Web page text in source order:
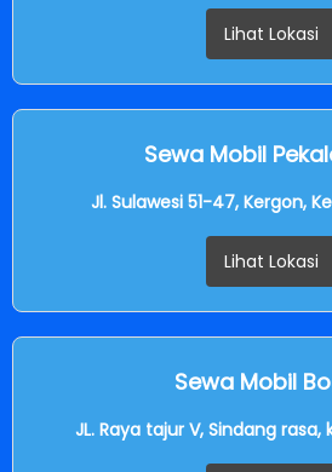
Lihat Lokasi
Sewa Mobil
Jl. Sulawesi 51-47, Kergon,
Lihat Lokasi
Sewa Mobil
JL. Raya tajur V, Sindang